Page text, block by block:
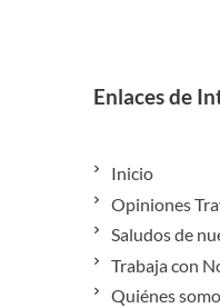
Enlaces de
Inicio
Opiniones
Saludos de
Trabaja con
Quiénes